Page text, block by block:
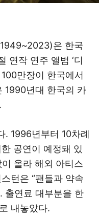
은 한국
연작 연주 앨범 ‘디
만장이 한국에서
1990년대 한국의 카
. 1996년부터 10차례
공연이 예정돼 있
올라 해외 아티스
턴은 “팬들과 약속
출연료 대부분을 한
내놓았다.